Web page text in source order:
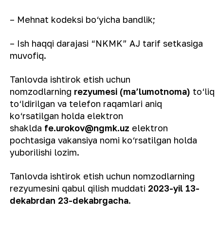
– Mehnat kodeksi bo‘yicha bandlik;
– Ish haqqi darajasi “NKMK” AJ tarif setkasiga
muvofiq.
Tanlovda ishtirok etish uchun
nomzodlarning rezyumesi (ma’lumotnoma) to‘liq
to‘ldirilgan va telefon raqamlari aniq
ko‘rsatilgan holda elektron
shaklda fe.urokov@ngmk.uz elektron
pochtasiga vakansiya nomi ko‘rsatilgan holda
yuborilishi lozim.
Tanlovda ishtirok etish uchun nomzodlarning
rezyumesini qabul qilish muddati 2023-yil 13-
dekabrdan 23-dekabrgacha.